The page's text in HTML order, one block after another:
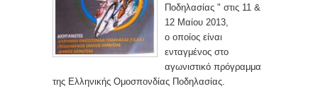
Ποδηλασίας " στις 11 &
12 Μαίου 2013,
ο οποίος είναι
ενταγμένος στο
αγωνιστικό πρόγραμμα
της Ελληνικής Ομοσπονδίας Ποδηλασίας.